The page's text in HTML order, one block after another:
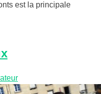
est la principale